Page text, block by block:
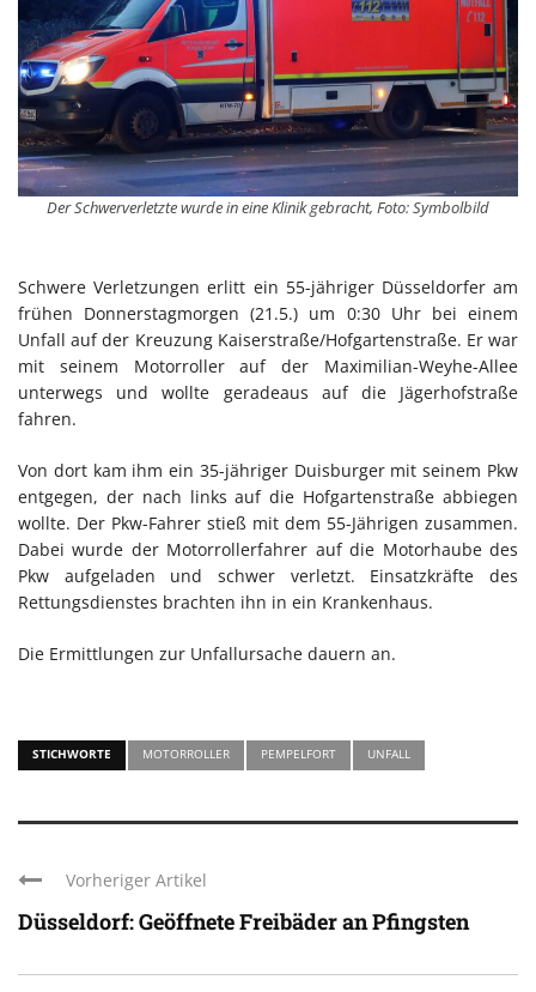
Der Schwerverletzte wurde in eine Klinik gebracht, Foto: Symbolbild
Schwere Verletzungen erlitt ein 55-jähriger Düsseldorfer am
frühen Donnerstagmorgen (21.5.) um 0:30 Uhr bei einem
Unfall auf der Kreuzung Kaiserstraße/Hofgartenstraße. Er war
mit seinem Motorroller auf der Maximilian-Weyhe-Allee
unterwegs und wollte geradeaus auf die Jägerhofstraße
fahren.
Von dort kam ihm ein 35-jähriger Duisburger mit seinem Pkw
entgegen, der nach links auf die Hofgartenstraße abbiegen
wollte. Der Pkw-Fahrer stieß mit dem 55-Jährigen zusammen.
Dabei wurde der Motorrollerfahrer auf die Motorhaube des
Pkw aufgeladen und schwer verletzt. Einsatzkräfte des
Rettungsdienstes brachten ihn in ein Krankenhaus.
Die Ermittlungen zur Unfallursache dauern an.
STICHWORTE MOTORROLLER PEMPELFORT UNFALL
Vorheriger Artikel
Düsseldorf: Geöffnete Freibäder an Pfingsten